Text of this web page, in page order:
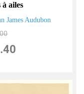
à ailes
James Audubon